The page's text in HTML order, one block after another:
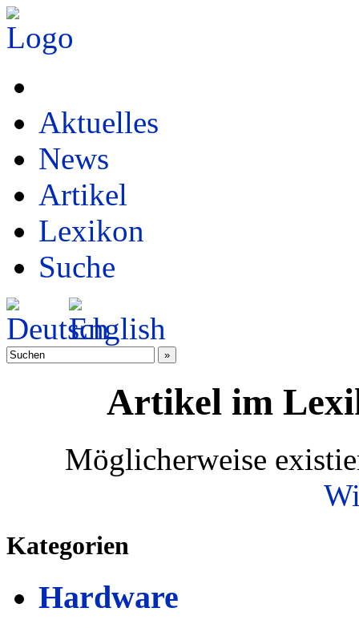
Aktuelles
News
Artikel
Lexikon
Suche
Artikel im
Möglicherweise
Kategorien
Hardware